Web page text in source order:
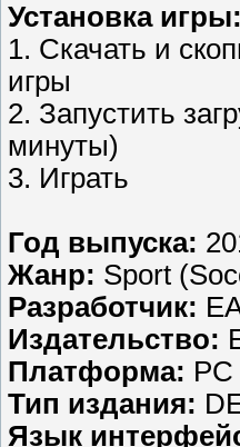
Установка игры:
1. Скачать и
игры
2. Запустить
минуты)
3. Играть
Год выпуска:
Жанр: Sport
Разработчик:
Издательство:
Платформа: PC
Тип издания:
Язык